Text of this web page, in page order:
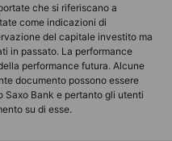
che si riferiscano a
come indicazioni di
del capitale investito ma
in passato. La performance
performance futura. Alcune
documento possono essere
Saxo Bank e pertanto gli utenti
su di esse.